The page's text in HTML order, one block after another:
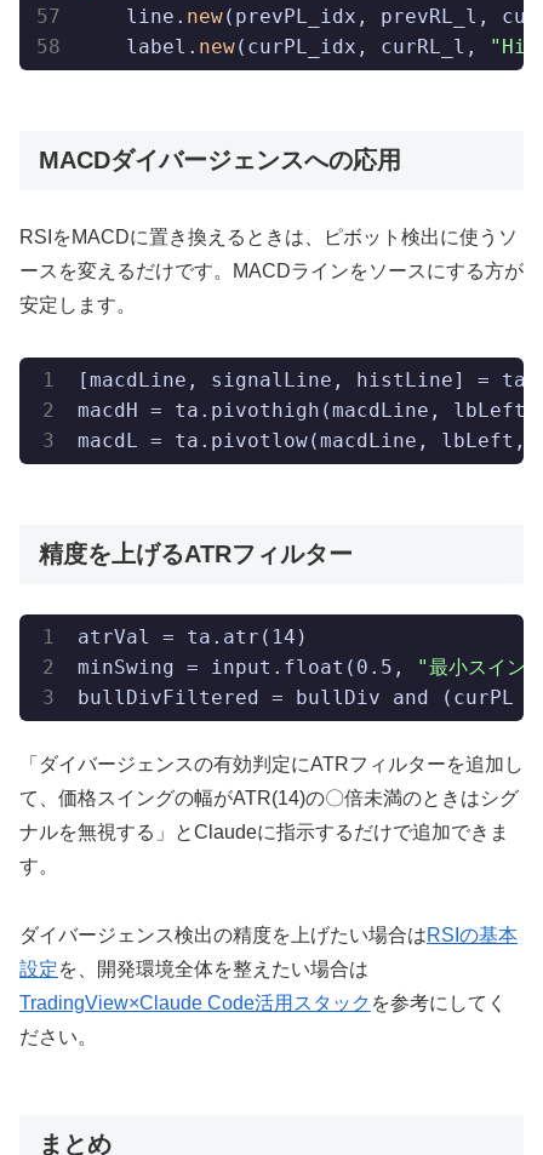
    line.
new(prevPL_idx, prevRL_l,
    label.
new(curPL_idx, curRL_l,
MACDダイバージェンスへの応用
RSIをMACDに置き換えるときは、ピボット検出に使うソ
ースを変えるだけです。MACDラインをソースにする方が
安定します。
[macdLine, signalLine, histLine] =
macdH = ta.pivothigh(macdLine,
macdL = ta.pivotlow(macdLine, lbLeft,
精度を上げるATRフィルター
atrVal = ta.atr(14)
minSwing = input.float(0.5,
"最小スイン
bullDivFiltered = bullDiv and (curPL -
「ダイバージェンスの有効判定にATRフィルターを追加し
て、価格スイングの幅がATR(14)の〇倍未満のときはシグ
ナルを無視する」とClaudeに指示するだけで追加できま
す。
ダイバージェンス検出の精度を上げたい場合はRSIの基本
設定を、開発環境全体を整えたい場合は
TradingView×Claude Code活用スタック を参考にしてく
ださい。
まとめ